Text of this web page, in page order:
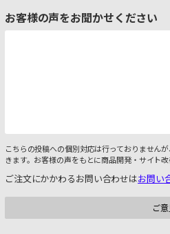
お客様の声をお聞かせください
こちらの投稿への個別対応は行っておりません
きます。お客様の声をもとに商品開発・サイト改
ご注文にかかわるお問い合わせはお問い